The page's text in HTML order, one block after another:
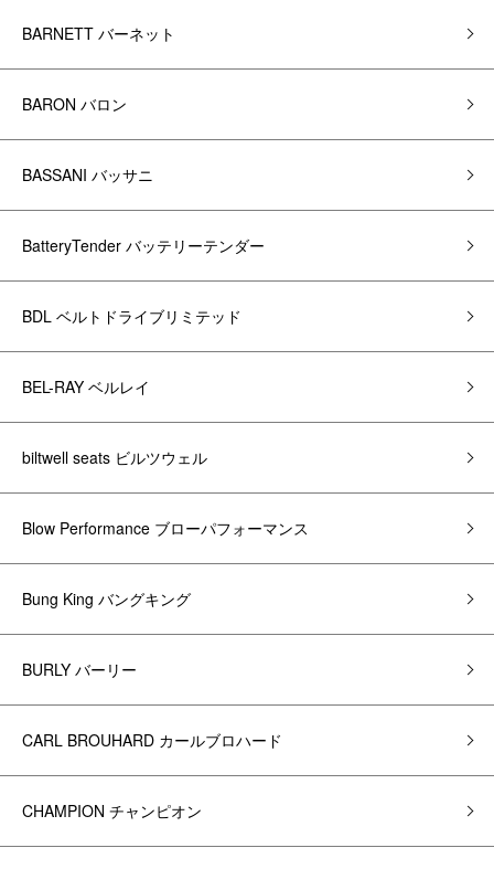
BARNETT バーネット
BARON バロン
BASSANI バッサニ
BatteryTender バッテリーテンダー
BDL ベルトドライブリミテッド
BEL-RAY ベルレイ
biltwell seats ビルツウェル
Blow Performance ブローパフォーマンス
Bung King バングキング
BURLY バーリー
CARL BROUHARD カールブロハード
CHAMPION チャンピオン